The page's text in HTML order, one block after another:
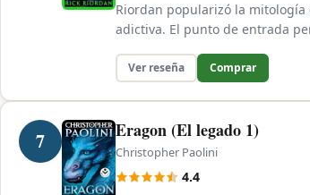
Riordan popularizó la
adictiva. El punto de entrada
Ver reseña Comprar
7 Eragon (El legado 1)
Christopher Paolini
4.4